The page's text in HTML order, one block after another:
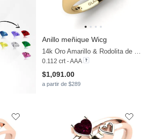
Anillo meñique Wicg
14k Oro Amarillo & Rodolita de Granito
0.112 crt - AAA
$1,091.00
a partir de $289